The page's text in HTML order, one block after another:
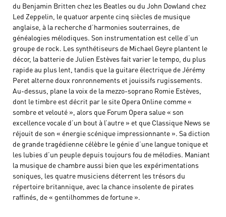
du Benjamin Britten chez les Beatles ou du John Dowland chez
Led Zeppelin, le quatuor arpente cinq siècles de musique
anglaise, à la recherche d’harmonies souterraines, de
généalogies mélodiques. Son instrumentation est celle d’un
groupe de rock. Les synthétiseurs de Michael Geyre plantent le
décor, la batterie de Julien Estèves fait varier le tempo, du plus
rapide au plus lent, tandis que la guitare électrique de Jérémy
Peret alterne doux ronronnements et jouissifs rugissements.
Au-dessus, plane la voix de la mezzo-soprano Romie Estèves,
dont le timbre est décrit par le site Opera Online comme «
sombre et velouté », alors que Forum Opera salue « son
excellence vocale d’un bout à l’autre » et que Classique News se
réjouit de son « énergie scénique impressionnante ». Sa diction
de grande tragédienne célèbre le génie d’une langue tonique et
les lubies d’un peuple depuis toujours fou de mélodies. Maniant
la musique de chambre aussi bien que les expérimentations
soniques, les quatre musiciens déterrent les trésors du
répertoire britannique, avec la chance insolente de pirates
raffinés, de « gentilhommes de fortune ».